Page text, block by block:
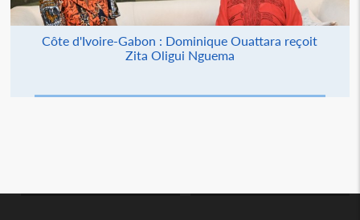
Côte d'Ivoire-Gabon : Dominique Ouattara reçoit
Zita Oligui Nguema